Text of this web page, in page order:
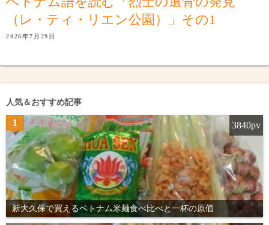
（レ・ティ・リエン公園）」その1
2026年7月29日
人気＆おすすめ記事
1
新大久保で買えるベトナム米麺食べ比べと一杯の原価
3840pv